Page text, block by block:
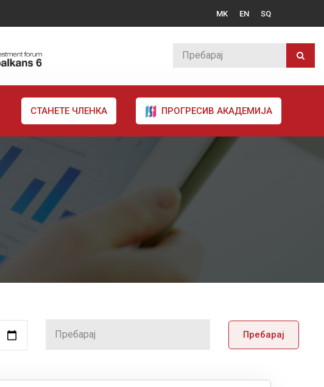
MK EN SQ
СТАНЕТЕ ЧЛЕНКА ПРОГРЕСИВ АКАДЕМИЈА
Пребарај